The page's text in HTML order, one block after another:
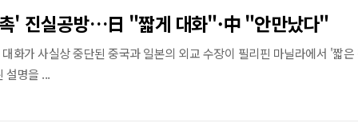
' 진실공방…日 "짧게 대화"·中 "안만났다"
화가 사실상 중단된 중국과 일본의 외교 수장이 필리핀 마닐라에서 '짧은
설명을 ...